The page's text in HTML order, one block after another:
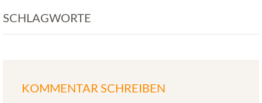
SCHLAGWORTE
KOMMENTAR SCHREIBEN